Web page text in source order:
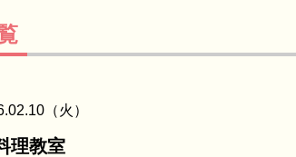
（火）
理教室